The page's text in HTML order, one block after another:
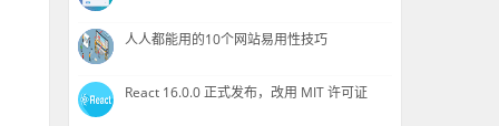
人人都能用的10个网站易用性技巧
React 16.0.0 正式发布，改用 MIT 许可证